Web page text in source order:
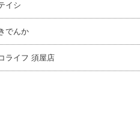
イシ
でんか
ライフ 須屋店